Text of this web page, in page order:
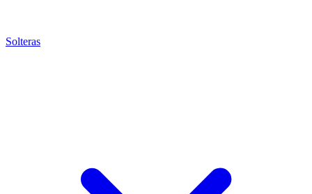
Solteras